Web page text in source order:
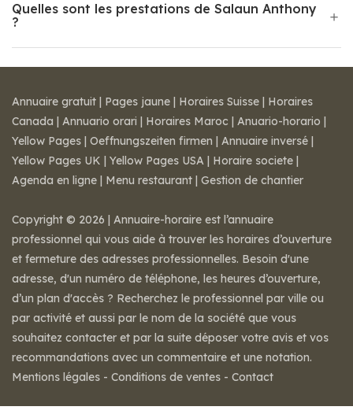
Quelles sont les prestations de Salaun Anthony
?
Annuaire gratuit | Pages jaune | Horaires Suisse | Horaires
Canada | Annuario orari | Horaires Maroc | Anuario-horario |
Yellow Pages | Oeffnungszeiten firmen | Annuaire inversé |
Yellow Pages UK | Yellow Pages USA | Horaire societe |
Agenda en ligne | Menu restaurant | Gestion de chantier
Copyright © 2026 | Annuaire-horaire est l’annuaire
professionnel qui vous aide à trouver les horaires d’ouverture
et fermeture des adresses professionnelles. Besoin d'une
adresse, d'un numéro de téléphone, les heures d’ouverture,
d’un plan d'accès ? Recherchez le professionnel par ville ou
par activité et aussi par le nom de la société que vous
souhaitez contacter et par la suite déposer votre avis et vos
recommandations avec un commentaire et une notation.
Mentions légales - Conditions de ventes - Contact